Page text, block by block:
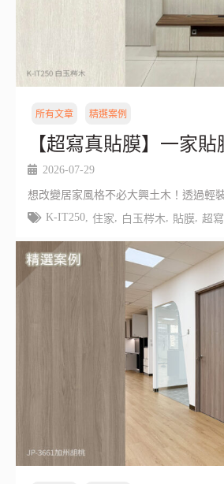
所有文章 精選案例
【超寫真貼膜】一家貼
2026-07-29
想改變居家風格不必大興土木！透過輕
K-IT250, 住家 白玉梣木 貼膜, 超